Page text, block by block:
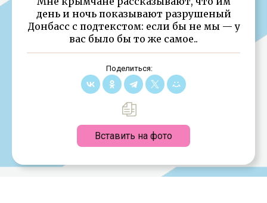
день и ночь показывают разрушеный
Донбасс с подтекстом: если бы не мы — у
вас было бы то же самое..
Поделиться:
Вставить на фото